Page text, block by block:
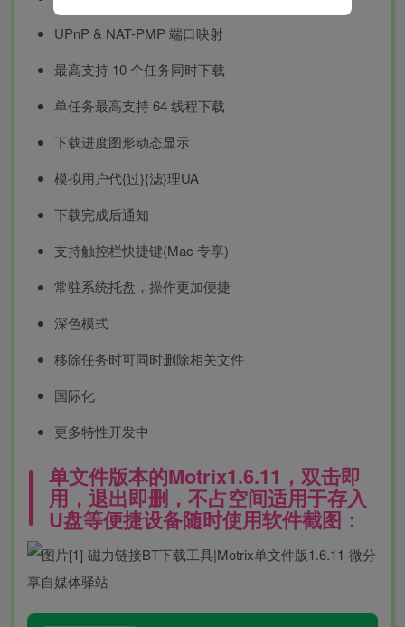
UPnP & NAT-PMP 端口映射
最高支持 10 个任务同时下载
单任务最高支持 64 线程下载
下载进度图形动态显示
模拟用户代{过}{滤}理UA
下载完成后通知
支持触控栏快捷键(Mac 专享)
常驻系统托盘，操作更加便捷
深色模式
移除任务时可同时删除相关文件
国际化
更多特性开发中
单文件版本的Motrix1.6.11，双击即
用，退出即删，不占空间适用于存入
U盘等便捷设备随时使用软件截图：